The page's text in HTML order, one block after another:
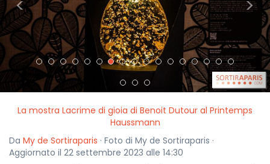
< >
La mostra Lacrime di gioia di Benoit Dutour al Printemps
Haussmann
Da My de Sortiraparis · Foto di My de Sortiraparis ·
Aggiornato il 22 settembre 2023 alle 14:30